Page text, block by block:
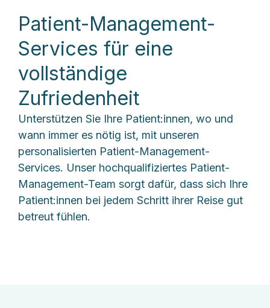
Patient-Management-
Services für eine
vollständige
Zufriedenheit
Unterstützen Sie Ihre Patient:innen, wo und
wann immer es nötig ist, mit unseren
personalisierten Patient-Management-
Services. Unser hochqualifiziertes Patient-
Management-Team sorgt dafür, dass sich Ihre
Patient:innen bei jedem Schritt ihrer Reise gut
betreut fühlen.